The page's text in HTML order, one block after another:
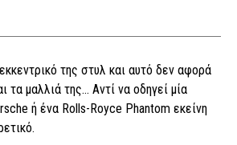
της στυλ και αυτό δεν αφορά
τα μαλλιά της… Αντί να οδηγεί μία
ή ένα Rolls-Royce Phantom εκείνη